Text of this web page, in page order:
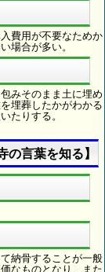
費用が不要なためか
場合が多い。
みそのまま土に埋め
埋葬したかがわかる
たりする。
の言葉を知る】
納骨することが一般
なものとなり、また